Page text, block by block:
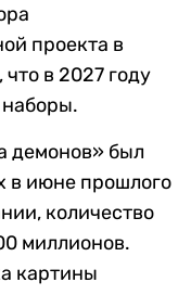
проекта в
в 2027 году
демонов» был
в июне прошлого
количество
миллионов.
картины